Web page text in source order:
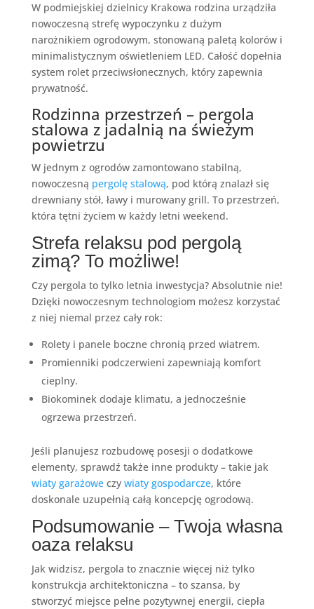
W podmiejskiej dzielnicy Krakowa rodzina urządziła
nowoczesną strefę wypoczynku z dużym
narożnikiem ogrodowym, stonowaną paletą kolorów i
minimalistycznym oświetleniem LED. Całość dopełnia
system rolet przeciwsłonecznych, który zapewnia
prywatność.
Rodzinna przestrzeń – pergola
stalowa z jadalnią na świeżym
powietrzu
W jednym z ogrodów zamontowano stabilną,
nowoczesną pergolę stalową, pod którą znalazł się
drewniany stół, ławy i murowany grill. To przestrzeń,
która tętni życiem w każdy letni weekend.
Strefa relaksu pod pergolą
zimą? To możliwe!
Czy pergola to tylko letnia inwestycja? Absolutnie nie!
Dzięki nowoczesnym technologiom możesz korzystać
z niej niemal przez cały rok:
Rolety i panele boczne chronią przed wiatrem.
Promienniki podczerwieni zapewniają komfort
cieplny.
Biokominek dodaje klimatu, a jednocześnie
ogrzewa przestrzeń.
Jeśli planujesz rozbudowę posesji o dodatkowe
elementy, sprawdź także inne produkty – takie jak
wiaty garażoweczy wiaty gospodarcze, które
doskonale uzupełnią całą koncepcję ogrodową.
Podsumowanie – Twoja własna
oaza relaksu
Jak widzisz, pergola to znacznie więcej niż tylko
konstrukcja architektoniczna – to szansa, by
stworzyć miejsce pełne pozytywnej energii, ciepła